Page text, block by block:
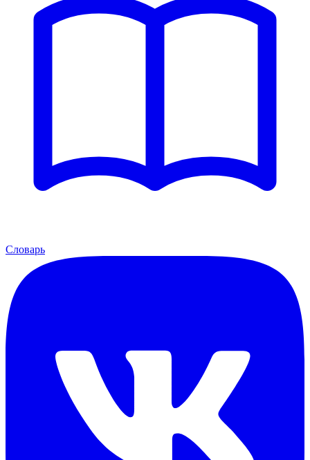
Словарь